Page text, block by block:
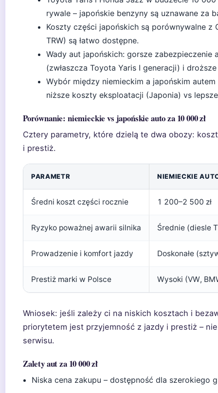
rywale – japońskie benzyny są uznawane za
Koszty części japońskich są porównywalne z
TRW) są łatwo dostępne.
Wady aut japońskich: gorsze
(zwłaszcza Toyota Yaris I generacji) i
Wybór między niemieckim a japońskim
niższe koszty eksploatacji (Japonia) vs
Porównanie: niemieckie vs japońskie auto za 10 000 zł
Cztery parametry, które dzielą te dwa obozy:
i prestiż.
PARAMETR NIEMIECKIE
Średni koszt części rocznie 1 200–2 500 zł
Ryzyko poważnej awarii silnika Średnie (diesle
Prowadzenie i komfort jazdy Doskonałe
Prestiż marki w Polsce Wysoki (VW,
Wniosek: jeśli zależy ci na niskich kosztach i
priorytetem jest przyjemność z jazdy i prestiż –
serwisu.
Zalety aut za 10 000 zł
Niska cena zakupu – dostępność dla szerokiego